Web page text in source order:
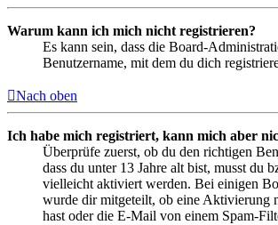
Warum kann ich mich nicht registrieren?
Es kann sein, dass die Board-
Benutzername, mit dem du dich
Nach oben
Ich habe mich registriert, kann mich aber
Überprüfe zuerst, ob du den richtigen
dass du unter 13 Jahre alt bist, musst du
vielleicht aktiviert werden. Bei einigen
wurde dir mitgeteilt, ob eine Aktivierung
hast oder die E-Mail von einem Spam-